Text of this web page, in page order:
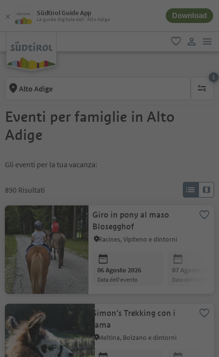
Südtirol Guide App
La guida digitale dell´Alto Adige Download
favoriti
Alto Adige
1
1 filtro
Eventi per famiglie in Alto
Adige
Gli eventi per la tua vacanza:
890 Risultati
Giro in pony al maso
Blosegghof
Racines, Vipiteno e dintorni
06 Agosto 2026
data dell'evento
07 Agosto 2026
data dell'evento
Simon's Trekking con i
lama
Meltina, Bolzano e dintorni